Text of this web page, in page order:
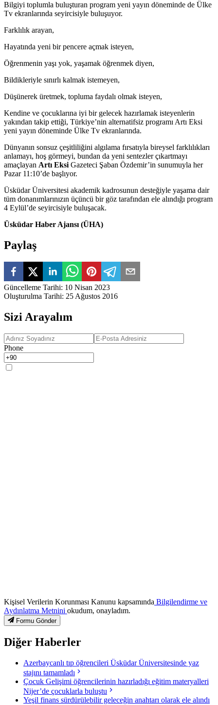
Bilgiyi toplumla buluşturan program yeni yayın döneminde de Ülke
Tv ekranlarında seyircisiyle buluşuyor.
Farklılık arayan,
Hayatında yeni bir pencere açmak isteyen,
Öğrenmenin yaşı yok, yaşamak öğrenmek diyen,
Bildikleriyle sınırlı kalmak istemeyen,
Düşünerek üretmek, topluma faydalı olmak isteyen,
Kendine ve çocuklarına iyi bir gelecek hazırlamak isteyenlerin
yakından takip ettiği, Türkiye’nin alternatifsiz programı Artı Eksi
yeni yayın döneminde Ülke Tv ekranlarında.
Dünyanın sonsuz çeşitliliğini algılama fırsatıyla bireysel farklılıkları
anlamayı, hoş görmeyi, bundan da yeni sentezler çıkartmayı
amaçlayan Artı Eksi Gazeteci Şaban Özdemir’in sunumuyla her
Pazar 11:10’de başlıyor.
Üsküdar Üniversitesi akademik kadrosunun desteğiyle yaşama dair
tüm donanımlarınızın üçüncü bir göz tarafından ele alındığı program
4 Eylül’de seyircisiyle buluşacak.
Üsküdar Haber Ajansı (ÜHA)
Paylaş
Güncelleme Tarihi: 10 Nisan 2023
Oluşturulma Tarihi: 25 Ağustos 2016
Sizi Arayalım
Phone
Kişisel Verilerin Korunması Kanunu kapsamında Bilgilendirme ve
Aydınlatma Metnini okudum, onayladım.
Formu Gönder
Diğer Haberler
Azerbaycanlı tıp öğrencileri Üsküdar Üniversitesinde yaz
stajını tamamladı
Çocuk Gelişimi öğrencilerinin hazırladığı eğitim materyalleri
Nijer’de çocuklarla buluştu
Yeşil finans sürdürülebilir geleceğin anahtarı olarak ele alındı